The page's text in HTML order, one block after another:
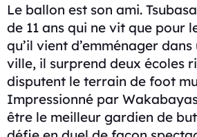
Le ballon est son ami.
de 11 ans qui ne vit que pour
qu’il vient d’emménager
ville, il surprend deux écoles
disputent le terrain de foot
Impressionné par
être le meilleur gardien de